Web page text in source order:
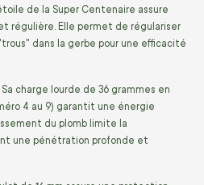
de la Super Centenaire assure
régulière. Elle permet de régulariser
dans la gerbe pour une efficacité
Sa charge lourde de 36 grammes en
4 au 9) garantit une énergie
du plomb limite la
une pénétration profonde et